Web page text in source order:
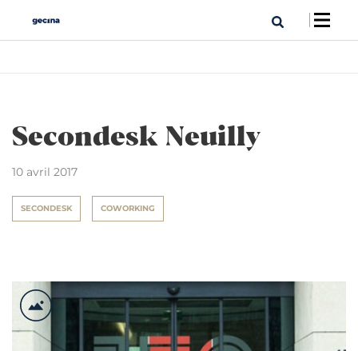
Secondesk Neuilly
10 avril 2017
SECONDESK COWORKING